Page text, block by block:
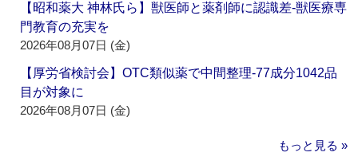
【昭和薬大 神林氏ら】獣医師と薬剤師に認識差‐獣医療専
門教育の充実を
2026年08月07日 (金)
【厚労省検討会】OTC類似薬で中間整理‐77成分1042品
目が対象に
2026年08月07日 (金)
もっと見る »